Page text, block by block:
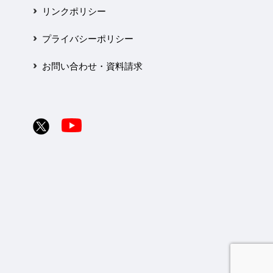
リンクポリシー
プライバシーポリシー
お問い合わせ・資料請求